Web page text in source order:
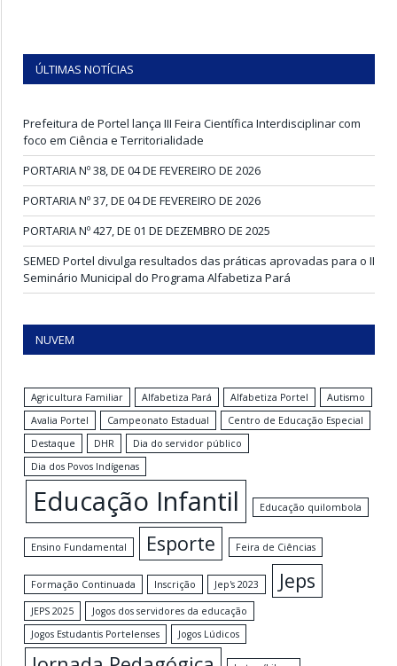
ÚLTIMAS NOTÍCIAS
Prefeitura de Portel lança III Feira Científica Interdisciplinar com
foco em Ciência e Territorialidade
PORTARIA Nº 38, DE 04 DE FEVEREIRO DE 2026
PORTARIA Nº 37, DE 04 DE FEVEREIRO DE 2026
PORTARIA Nº 427, DE 01 DE DEZEMBRO DE 2025
SEMED Portel divulga resultados das práticas aprovadas para o II
Seminário Municipal do Programa Alfabetiza Pará
NUVEM
Agricultura Familiar Alfabetiza Pará Alfabetiza Portel
Autismo
Avalia Portel
Campeonato Estadual
Centro de Educação Especial
Destaque
DHR
Dia do servidor público
Dia dos Povos Indígenas
Educação Infantil Educação quilombola
Ensino Fundamental Esporte Feira de Ciências
Formação Continuada Inscrição Jep's 2023 Jeps
JEPS 2025
Jogos dos servidores da educação
Jogos Estudantis Portelenses
Jogos Lúdicos